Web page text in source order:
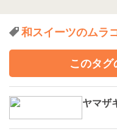
和スイーツのムラ
このタ
ヤマザ